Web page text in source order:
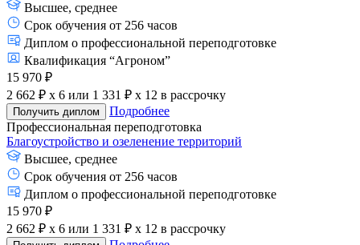
Высшее, среднее
Срок обучения от 256 часов
Диплом о профессиональной переподготовке
Квалификация “Агроном”
15 970 ₽
2 662 ₽ x 6 или 1 331 ₽ x 12 в рассрочку
Получить диплом
Подробнее
Профессиональная переподготовка
Благоустройство и озеленение территорий
Высшее, среднее
Срок обучения от 256 часов
Диплом о профессиональной переподготовке
15 970 ₽
2 662 ₽ x 6 или 1 331 ₽ x 12 в рассрочку